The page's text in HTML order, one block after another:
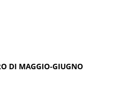
DI MAGGIO-GIUGNO